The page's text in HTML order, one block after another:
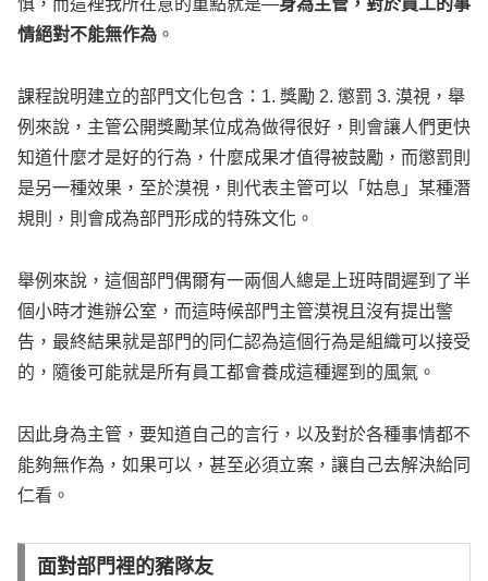
慎，而這裡我所在意的重點就是—身為主管，對於員工的事
情絕對不能無作為 。
課程說明建立的部門文化包含：1. 獎勵 2. 懲罰 3. 漠視，舉
例來說，主管公開獎勵某位成為做得很好，則會讓人們更快
知道什麼才是好的行為，什麼成果才值得被鼓勵，而懲罰則
是另一種效果，至於漠視，則代表主管可以「姑息」某種潛
規則，則會成為部門形成的特殊文化。
舉例來說，這個部門偶爾有一兩個人總是上班時間遲到了半
個小時才進辦公室，而這時候部門主管漠視且沒有提出警
告，最終結果就是部門的同仁認為這個行為是組織可以接受
的，隨後可能就是所有員工都會養成這種遲到的風氣。
因此身為主管，要知道自己的言行，以及對於各種事情都不
能夠無作為，如果可以，甚至必須立案，讓自己去解決給同
仁看。
面對部門裡的豬隊友